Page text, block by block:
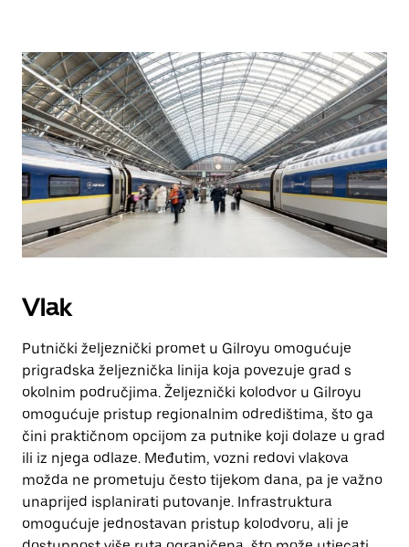
Vlak
Putnički željeznički promet u Gilroyu omogućuje
prigradska željeznička linija koja povezuje grad s
okolnim područjima. Željeznički kolodvor u Gilroyu
omogućuje pristup regionalnim odredištima, što ga
čini praktičnom opcijom za putnike koji dolaze u grad
ili iz njega odlaze. Međutim, vozni redovi vlakova
možda ne prometuju često tijekom dana, pa je važno
unaprijed isplanirati putovanje. Infrastruktura
omogućuje jednostavan pristup kolodvoru, ali je